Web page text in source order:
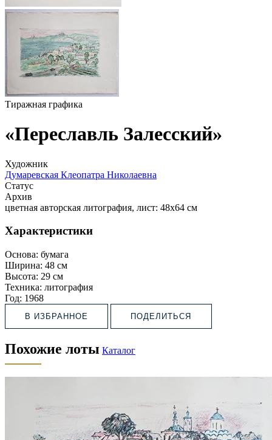
Тиражная графика
«Переславль Залесский»
Художник
Думаревская Клеопатра Николаевна
Статус
Архив
цветная авторская литография, лист: 48х64 см
Характеристики
Основа: бумага
Ширина: 48 см
Высота: 29 см
Техника: литография
Год: 1968
В ИЗБРАННОЕ ПОДЕЛИТЬСЯ
Похожие лоты Каталог